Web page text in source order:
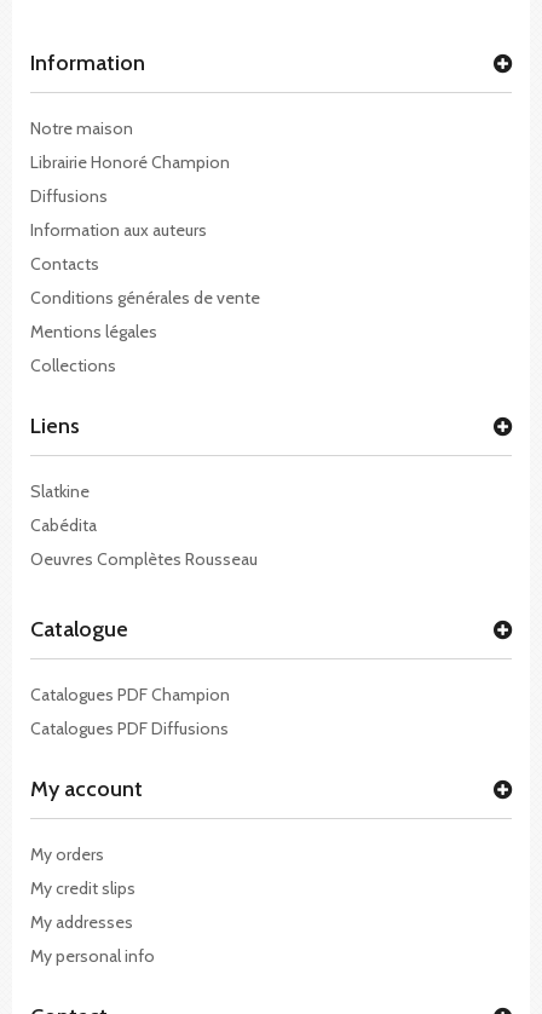
Information
Notre maison
Librairie Honoré Champion
Diffusions
Information aux auteurs
Contacts
Conditions générales de vente
Mentions légales
Collections
Liens
Slatkine
Cabédita
Oeuvres Complètes Rousseau
Catalogue
Catalogues PDF Champion
Catalogues PDF Diffusions
My account
My orders
My credit slips
My addresses
My personal info